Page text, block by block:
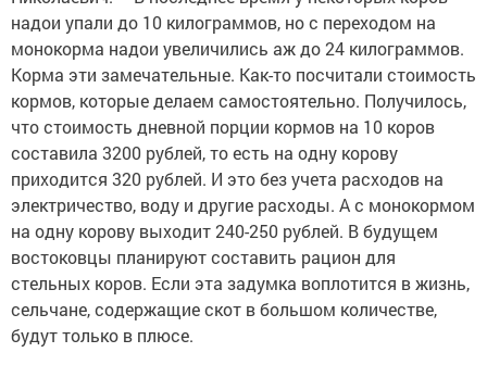
надои упали до 10 килограммов, но с переходом на
монокорма надои увеличились аж до 24 килограммов.
Корма эти замечательные. Как-то посчитали стоимость
кормов, которые делаем самостоятельно. Получилось,
что стоимость дневной порции кормов на 10 коров
составила 3200 рублей, то есть на одну корову
приходится 320 рублей. И это без учета расходов на
электричество, воду и другие расходы. А с монокормом
на одну корову выходит 240-250 рублей. В будущем
востоковцы планируют составить рацион для
стельных коров. Если эта задумка воплотится в жизнь,
сельчане, содержащие скот в большом количестве,
будут только в плюсе.